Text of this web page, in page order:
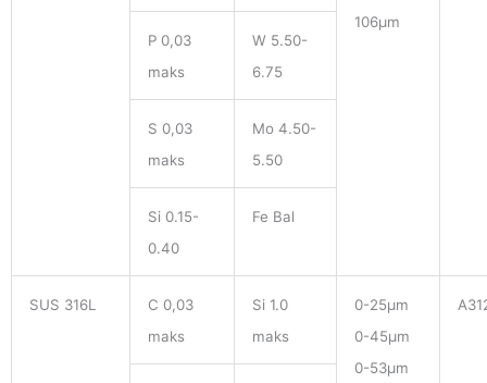
106μm
P 0,03
maks
W 5.50-
6.75
S 0,03
maks
Mo 4.50-
5.50
Si 0.15-
0.40
Fe Bal
SUS 316L
C 0,03
maks
Si 1.0
maks
0-25μm
0-45μm
0-53μm